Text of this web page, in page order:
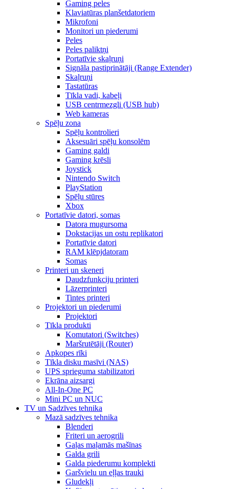
Gaming peles
Klaviatūras planšetdatoriem
Mikrofoni
Monitori un piederumi
Peles
Peles paliktņi
Portatīvie skaļruņi
Signāla pastiprinātāji (Range Extender)
Skaļruņi
Tastatūras
Tīkla vadi, kabeļi
USB centrmezgli (USB hub)
Web kameras
Spēļu zona
Spēļu kontrolieri
Aksesuāri spēļu konsolēm
Gaming galdi
Gaming krēsli
Joystick
Nintendo Switch
PlayStation
Spēļu stūres
Xbox
Portatīvie datori, somas
Datora mugursoma
Dokstacijas un ostu replikatori
Portatīvie datori
RAM klēpjdatoram
Somas
Printeri un skeneri
Daudzfunkciju printeri
Lāzerprinteri
Tintes printeri
Projektori un piederumi
Projektori
Tīkla produkti
Komutatori (Switches)
Maršrutētāji (Router)
Apkopes rīki
Tīkla disku masīvi (NAS)
UPS sprieguma stabilizatori
Ekrāna aizsargi
All-In-One PC
Mini PC un NUC
TV un Sadzīves tehnika
Mazā sadzīves tehnika
Blenderi
Friteri un aerogrili
Gaļas maļamās mašīnas
Galda grili
Galda piederumu komplekti
Garšvielu un eļļas trauki
Gludekļi